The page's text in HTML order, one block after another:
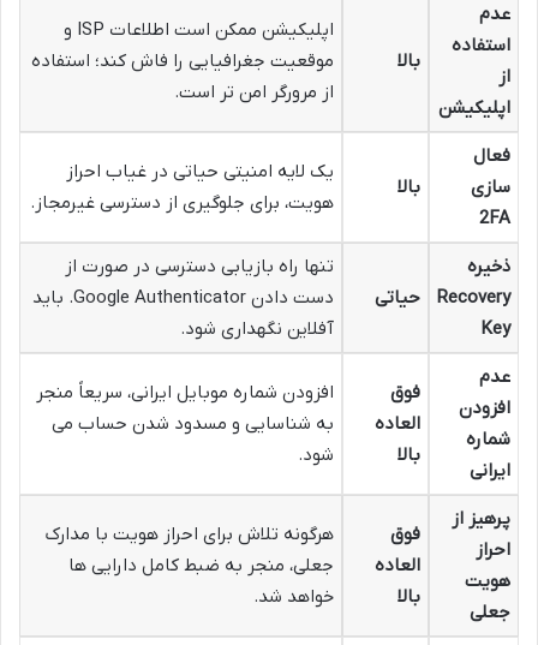
عدم
استفاده
از
اپلیکیشن
بالا
اپلیکیشن ممکن است اطلاعات ISP و
موقعیت جغرافیایی را فاش کند؛ استفاده
از مرورگر امن تر است.
فعال
سازی
2FA
بالا
یک لایه امنیتی حیاتی در غیاب احراز
هویت، برای جلوگیری از دسترسی غیرمجاز.
ذخیره
Recovery
Key
حیاتی
تنها راه بازیابی دسترسی در صورت از
دست دادن Google Authenticator. باید
آفلاین نگهداری شود.
عدم
افزودن
شماره
ایرانی
فوق
العاده
بالا
افزودن شماره موبایل ایرانی، سریعاً منجر
به شناسایی و مسدود شدن حساب می
شود.
پرهیز از
احراز
هویت
جعلی
فوق
العاده
بالا
هرگونه تلاش برای احراز هویت با مدارک
جعلی، منجر به ضبط کامل دارایی ها
خواهد شد.